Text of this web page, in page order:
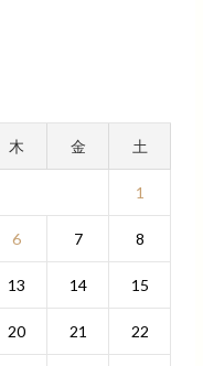
木 金 土
1
6 7 8
13 14 15
20 21 22